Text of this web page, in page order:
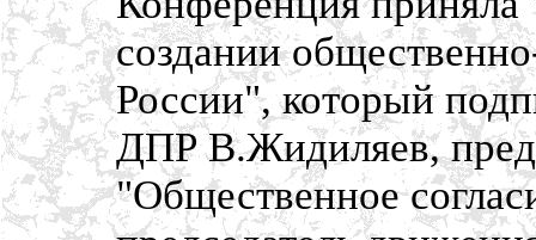
создании
России", который
ДПР В.Жидиляев,
"Общественное